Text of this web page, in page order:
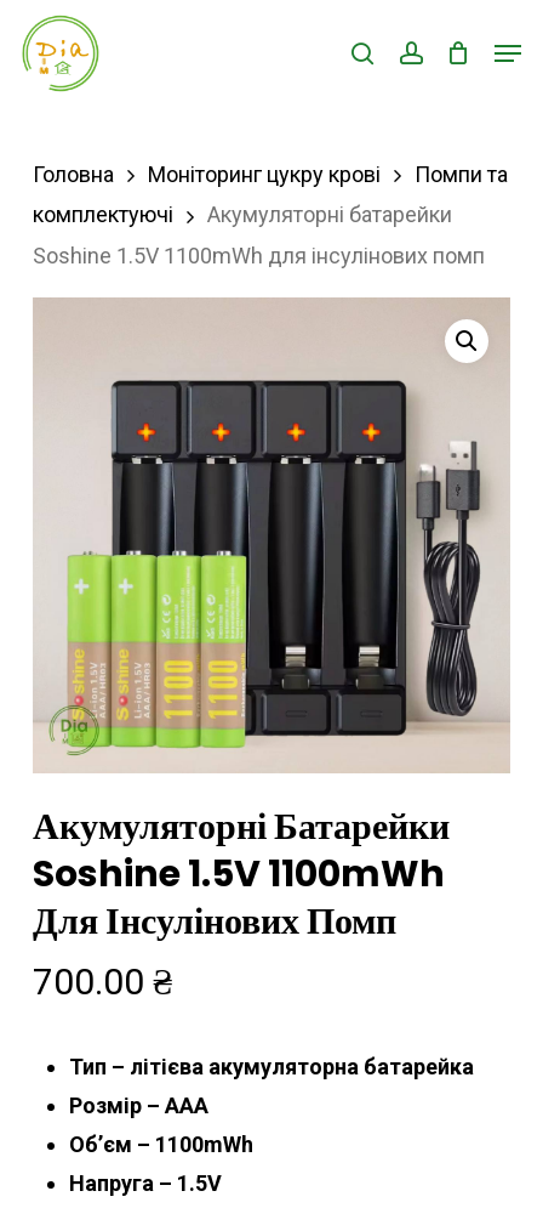
Skip
searchaccount
Головна Моніторинг цукру крові
Помпи та
комплектуючі
Акумуляторні батарейки
Soshine 1.5V 1100mWh для інсулінових помп
Акумуляторні Батарейки
Soshine 1.5V 1100mWh
Для Інсулінових Помп
700.00 ₴
Тип – літієва акумуляторна батарейка
Розмір – ААА
Об’єм – 1100mWh
Напруга – 1.5V